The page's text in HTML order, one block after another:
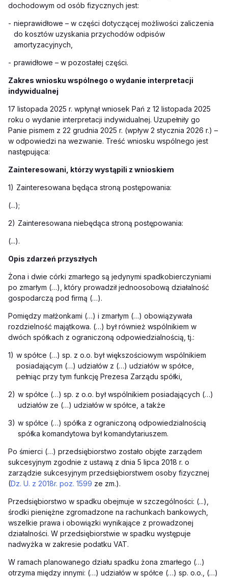
dochodowym od osób fizycznych jest:
- nieprawidłowe – w części dotyczącej możliwości zaliczenia
do kosztów uzyskania przychodów odpisów
amortyzacyjnych,
- prawidłowe – w pozostałej części.
Zakres wniosku wspólnego o wydanie interpretacji
indywidualnej
17 listopada 2025 r. wpłynął wniosek Pań z 12 listopada 2025
roku o wydanie interpretacji indywidualnej. Uzupełniły go
Panie pismem z 22 grudnia 2025 r. (wpływ 2 stycznia 2026 r.) –
w odpowiedzi na wezwanie. Treść wniosku wspólnego jest
następująca:
Zainteresowani, którzy wystąpili z wnioskiem
1) Zainteresowana będąca stroną postępowania:
(...);
2) Zainteresowana niebędąca stroną postępowania:
(...).
Opis zdarzeń przyszłych
Żona i dwie córki zmarłego są jedynymi spadkobierczyniami
po zmarłym (…), który prowadził jednoosobową działalność
gospodarczą pod firmą (…).
Pomiędzy małżonkami (…) i zmarłym (…) obowiązywała
rozdzielność majątkowa. (…) był również wspólnikiem w
dwóch spółkach z ograniczoną odpowiedzialnością, tj.:
1) w spółce (…) sp. z o.o. był większościowym wspólnikiem
posiadającym (…) udziałów z (…) udziałów w spółce,
pełniąc przy tym funkcję Prezesa Zarządu spółki,
2) w spółce (…) sp. z o.o. był wspólnikiem posiadających (…)
udziałów ze (…) udziałów w spółce, a także
3) w spółce (…) spółka z ograniczoną odpowiedzialnością
spółka komandytowa był komandytariuszem.
Po śmierci (…) przedsiębiorstwo zostało objęte zarządem
sukcesyjnym zgodnie z ustawą z dnia 5 lipca 2018 r. o
zarządzie sukcesyjnym przedsiębiorstwem osoby fizycznej
(Dz. U. z 2018r. poz. 1599 ze zm.).
Przedsiębiorstwo w spadku obejmuje w szczególności: (...),
środki pieniężne zgromadzone na rachunkach bankowych,
wszelkie prawa i obowiązki wynikające z prowadzonej
działalności. W przedsiębiorstwie w spadku występuje
nadwyżka w zakresie podatku VAT.
W ramach planowanego działu spadku żona zmarłego (…)
otrzyma między innymi: (…) udziałów w spółce (…) sp. o.o., (…)